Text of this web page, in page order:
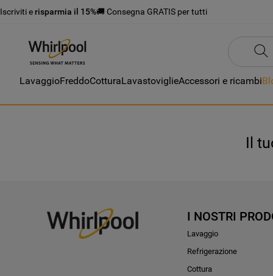
Iscriviti e risparmia il 15%🚚 Consegna GRATIS per tutti
LavaggioFreddoCotturaLavastoviglieAccessori e ricambi
Il
I NOSTRI
Lavaggio
Refrigerazione
Cottura